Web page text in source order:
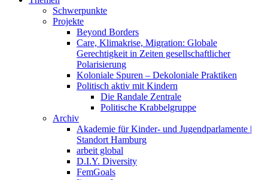
Schwerpunkte
Projekte
Beyond Borders
Care, Klimakrise, Migration: Globale
Gerechtigkeit in Zeiten gesellschaftlicher
Polarisierung
Koloniale Spuren – Dekoloniale Praktiken
Politisch aktiv mit Kindern
Die Randale Zentrale
Politische Krabbelgruppe
Archiv
Akademie für Kinder- und Jugendparlamente |
Standort Hamburg
arbeit global
D.I.Y. Diversity
FemGoals